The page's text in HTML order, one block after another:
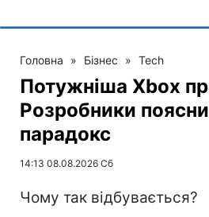
Головна » Бізнес » Tech
Потужніша Xbox
Розробники
парадокс
14:13 08.08.2026 Сб
Чому так відбувається?